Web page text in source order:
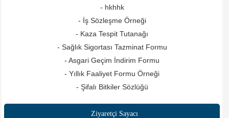
- hkhhk
- İş Sözleşme Örneği
- Kaza Tespit Tutanağı
- Sağlık Sigortası Tazminat Formu
- Asgari Geçim İndirim Formu
- Yıllık Faaliyet Formu Örneği
- Şifalı Bitkiler Sözlüğü
Ziyaretçi Sayacı